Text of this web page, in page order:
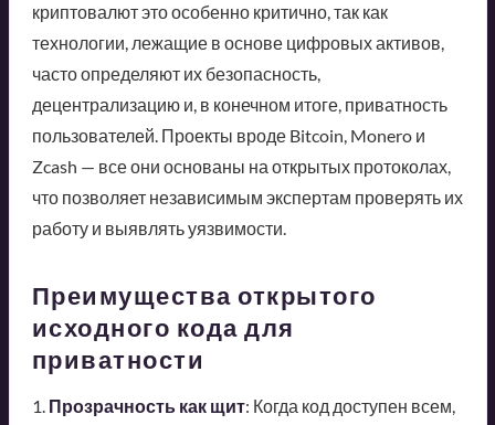
криптовалют это особенно критично, так как
технологии, лежащие в основе цифровых активов,
часто определяют их безопасность,
децентрализацию и, в конечном итоге, приватность
пользователей. Проекты вроде Bitcoin, Monero и
Zcash — все они основаны на открытых протоколах,
что позволяет независимым экспертам проверять их
работу и выявлять уязвимости.
Преимущества открытого
исходного кода для
приватности
1. Прозрачность как щит: Когда код доступен всем,